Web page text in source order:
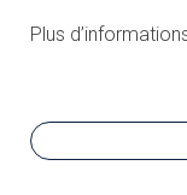
Plus